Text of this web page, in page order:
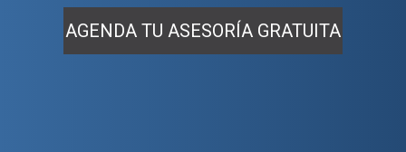
AGENDA TU ASESORÍA GRATUITA